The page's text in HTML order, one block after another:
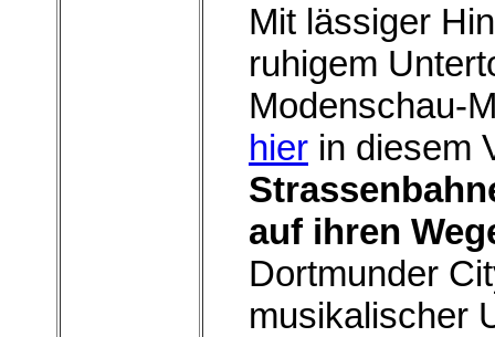
Mit lässiger
ruhigem
Modenschau-
hier in diesem
auf ihren
Dortmunder
musikalischer